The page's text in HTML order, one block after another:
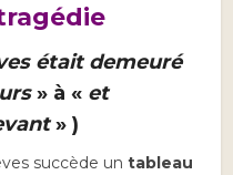
était demeuré
» à « et
» )
succède untableau